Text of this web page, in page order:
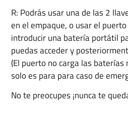
R: Podrás usar una de las 2
en el empaque, o usar el
introducir una batería portátil
puedas acceder y
(El puerto no carga las baterías
solo es para para caso de
No te preocupes ¡nunca te